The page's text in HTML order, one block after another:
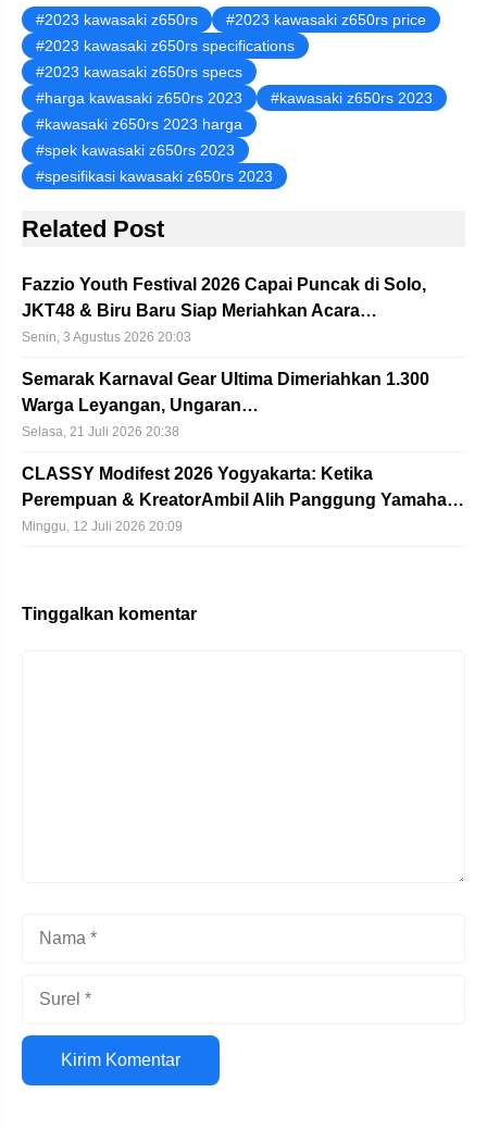
2023 kawasaki z650rs
2023 kawasaki z650rs price
2023 kawasaki z650rs specifications
2023 kawasaki z650rs specs
harga kawasaki z650rs 2023
kawasaki z650rs 2023
kawasaki z650rs 2023 harga
spek kawasaki z650rs 2023
spesifikasi kawasaki z650rs 2023
Related Post
Fazzio Youth Festival 2026 Capai Puncak di Solo,
JKT48 & Biru Baru Siap Meriahkan Acara…
Senin, 3 Agustus 2026 20:03
Semarak Karnaval Gear Ultima Dimeriahkan 1.300
Warga Leyangan, Ungaran…
Selasa, 21 Juli 2026 20:38
CLASSY Modifest 2026 Yogyakarta: Ketika
Perempuan & KreatorAmbil Alih Panggung Yamaha…
Minggu, 12 Juli 2026 20:09
Tinggalkan komentar
Situs
web